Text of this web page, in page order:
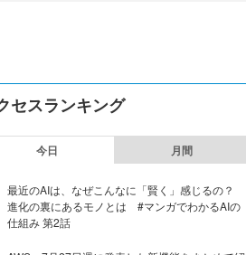
セスランキング
今日 月間
最近のAIは、なぜこんなに「賢く」感じるの？
進化の裏にあるモノとは #マンガでわかるAIの
仕組み 第2話